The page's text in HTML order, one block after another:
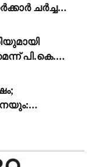
ചർച്ച
പി.കെ.